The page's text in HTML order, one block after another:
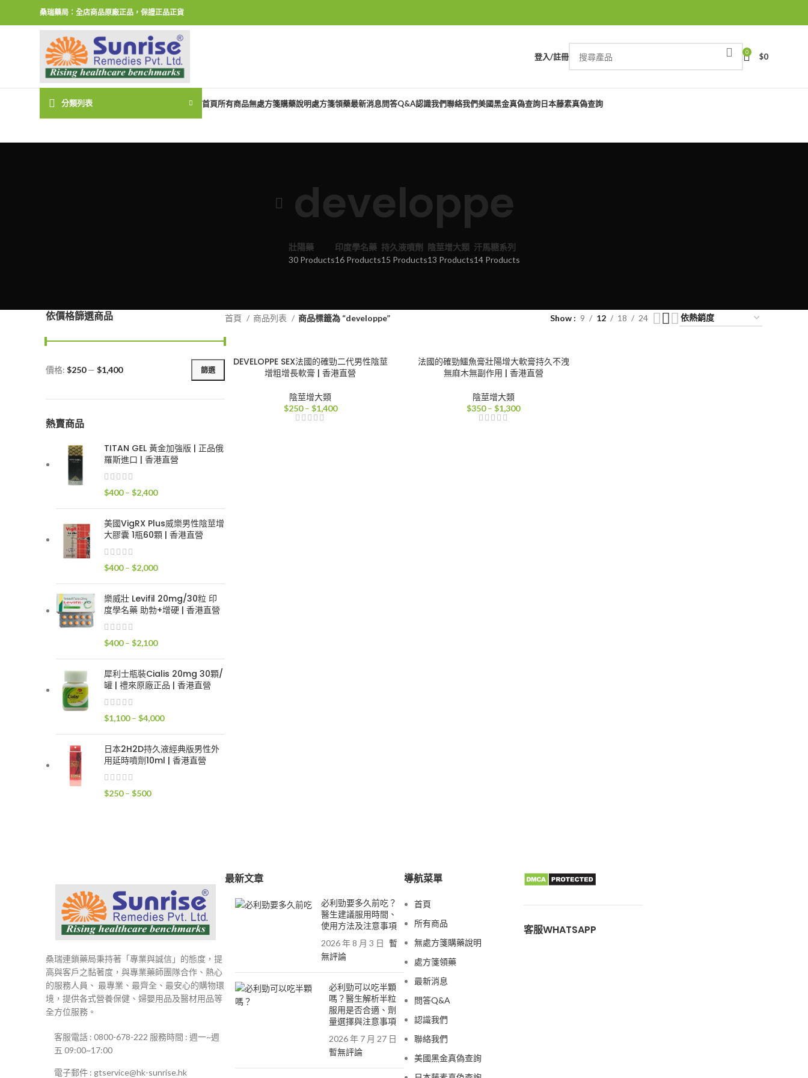
桑瑞藥局：全店商品原廠正品，保證正品正貨
登入/註冊 0 $0
分類列表 首頁所有商品無處方箋購藥說明處方箋領藥最新消息問答Q&A認識我們聯絡我們美國黑金真偽查詢日本藤素真偽查詢
developpe
壯陽藥
30 Products
印度學名藥
16 Products
持久液噴劑
15 Products
陰莖增大類
13 Products
汗馬糖系列
14 Products
依價格篩選商品
最
價
最
價
篩選
價格: $250— $1,400
熱賣商品
TITAN GEL 黃金加強版 | 正品俄
羅斯進口 | 香港直營
$400 – $2,400價
圍：
$2,400
美國VigRX Plus威樂男性陰莖增
大膠囊 1瓶60顆 | 香港直營
$400 – $2,000價
範
圍：
$2,000
樂威壯 Levifil 20mg/30粒 印
度學名藥 助勃+增硬 | 香港直營
$400 – $2,100價
範
圍：
$2,100
犀利士瓶裝Cialis 20mg 30顆/
罐 | 禮來原廠正品 | 香港直營
$1,100 – $4,000價
範
圍：
日本2H2D持久液經典版男性外
用延時噴劑10ml | 香港直營
$250 – $500價
首頁 商品列表 商品標籤為 “developpe” Show 9 12 18 24
DEVELOPPE SEX法國的確勁二代男性陰莖
增粗增長軟膏 | 香港直營
陰莖增大類
$250 – $1,400價
法國的確勁鱷魚膏壯陽增大軟膏持久不洩
無麻木無副作用 | 香港直營
陰莖增大類
$350 – $1,300價
桑瑞連鎖藥局秉持著「專業與誠信」的態度，提
高與客戶之黏著度，與專業藥師團隊合作、熱心
的服務人員、 最專業、最齊全、最安心的購物環
境，提供各式營養保健、婦嬰用品及醫材用品等
全方位服務。
客服電話 : 0800-678-222 服務時間 : 週一~週
五 09:00~17:00
電子郵件 : gtservice@hk-sunrise.hk
最新文章
必利勁要多久前吃？
醫生建議服用時間、
使用方法及注意事項
2026 年 8 月 3 日 暫
無評論
必利勁可以吃半顆
嗎？醫生解析半粒
服用是否合適、劑
量選擇與注意事項
2026 年 7 月 27 日
暫無評論
導航菜單
首頁
所有商品
無處方箋購藥說明
處方箋領藥
最新消息
問答Q&A
認識我們
聯絡我們
美國黑金真偽查詢
客服WHATSAPP